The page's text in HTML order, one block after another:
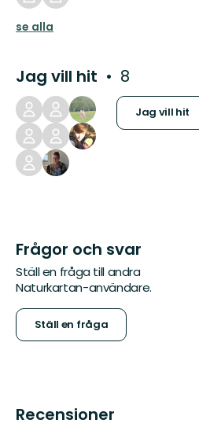
se alla
Jag vill hit 8
Jag vill hit
Frågor och svar
Ställ en fråga till andra
Naturkartan-användare.
Ställ en fråga
Recensioner